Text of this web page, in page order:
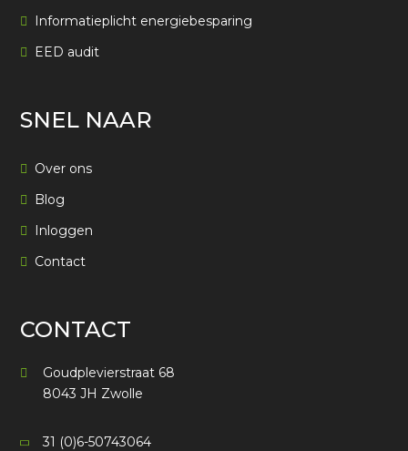
Informatieplicht energiebesparing
EED audit
SNEL NAAR
Over ons
Blog
Inloggen
Contact
CONTACT
Goudplevierstraat 68
8043 JH Zwolle
31 (0)6-50743064